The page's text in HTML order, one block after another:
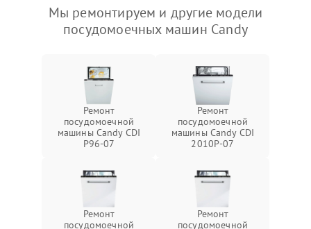
Мы ремонтируем и другие модели
посудомоечных машин Candy
Ремонт
посудомоечной
машины Candy CDI
P96-07
Ремонт
посудомоечной
машины Candy CDI
2010P-07
Ремонт
посудомоечной
Ремонт
посудомоечной